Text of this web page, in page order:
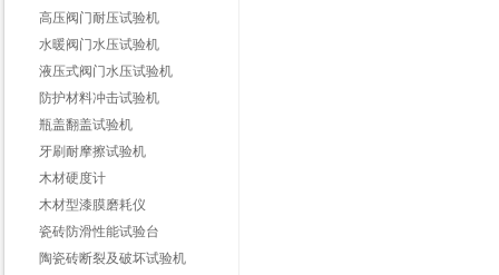
高压阀门耐压试验机
水暖阀门水压试验机
液压式阀门水压试验机
防护材料冲击试验机
瓶盖翻盖试验机
牙刷耐摩擦试验机
木材硬度计
木材型漆膜磨耗仪
瓷砖防滑性能试验台
陶瓷砖断裂及破坏试验机